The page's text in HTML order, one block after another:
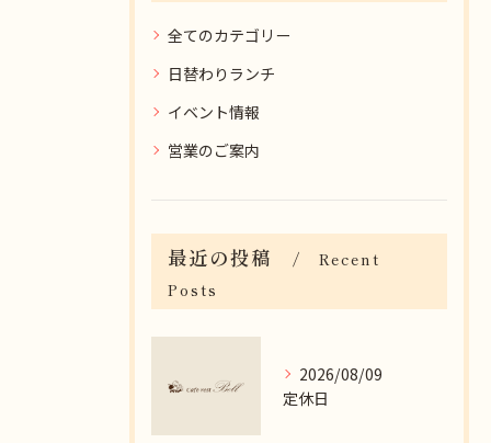
全てのカテゴリー
日替わりランチ
イベント情報
営業のご案内
最近の投稿
Recent
Posts
2026/08/09
定休日